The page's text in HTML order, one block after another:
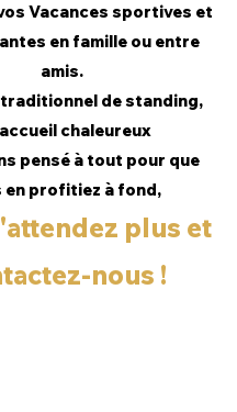
Vacances sportives et
en famille ou entre
amis.
de standing,
chaleureux
pensé à tout pour que
en profitiez à fond,
plus et
nous !